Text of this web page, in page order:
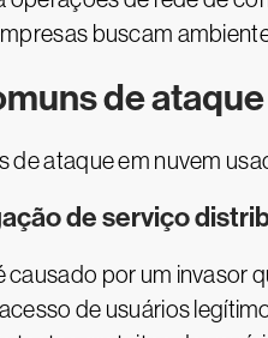
buscam
de
de ataque em nuvem
de serviço
causado por um invasor
de usuários